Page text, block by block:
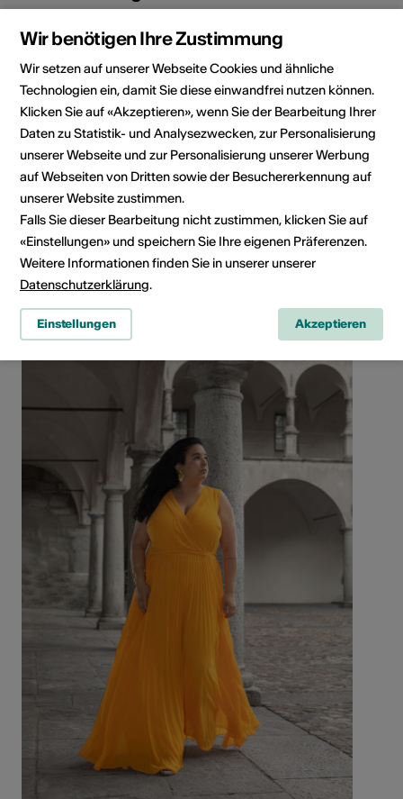
3900 Brig-Glis
Route planen
ÖV Fahrplan
Wir benötigen Ihre Zustimmung
Wir setzen auf unserer Webseite Cookies und ähnliche
Technologien ein, damit Sie diese einwandfrei nutzen können.
Klicken Sie auf «Akzeptieren», wenn Sie der Bearbeitung Ihrer
Daten zu Statistik- und Analysezwecken, zur Personalisierung
unserer Webseite und zur Personalisierung unserer Werbung
auf Webseiten von Dritten sowie der Besuchererkennung auf
unserer Website zustimmen.
Falls Sie dieser Bearbeitung nicht zustimmen, klicken Sie auf
«Einstellungen» und speichern Sie Ihre eigenen Präferenzen.
Weitere Informationen finden Sie in unserer unserer
Datenschutzerklärung.
Einstellungen Akzeptieren